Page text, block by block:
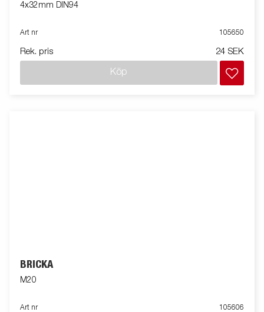
4x32mm DIN94
Art nr 105650
Rek. pris 24 SEK
Köp
BRICKA
M20
Art nr 105606